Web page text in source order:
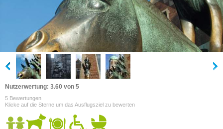
Nutzerwertung: 3.60 von 5
5 Bewertungen
Klicke auf die Sterne um das Ausflugsziel zu bewerten